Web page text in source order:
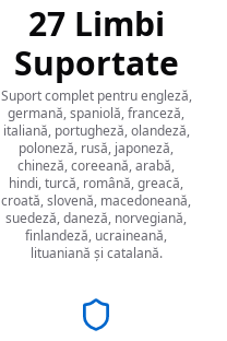
27 Limbi
Suportate
Suport complet pentru engleză,
germană, spaniolă, franceză,
italiană, portugheză, olandeză,
poloneză, rusă, japoneză,
chineză, coreeană, arabă,
hindi, turcă, română, greacă,
croată, slovenă, macedoneană,
suedeză, daneză, norvegiană,
finlandeză, ucraineană,
lituaniană și catalană.